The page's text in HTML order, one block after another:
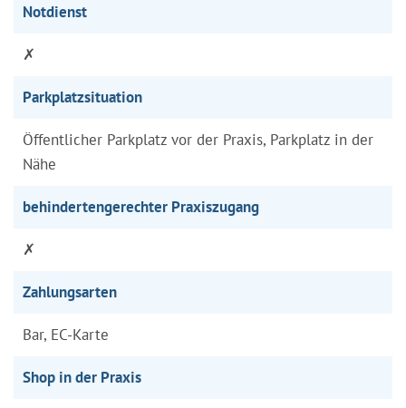
Notdienst
✗
Parkplatzsituation
Öffentlicher Parkplatz vor der Praxis, Parkplatz in der
Nähe
behindertengerechter Praxiszugang
✗
Zahlungsarten
Bar, EC-Karte
Shop in der Praxis